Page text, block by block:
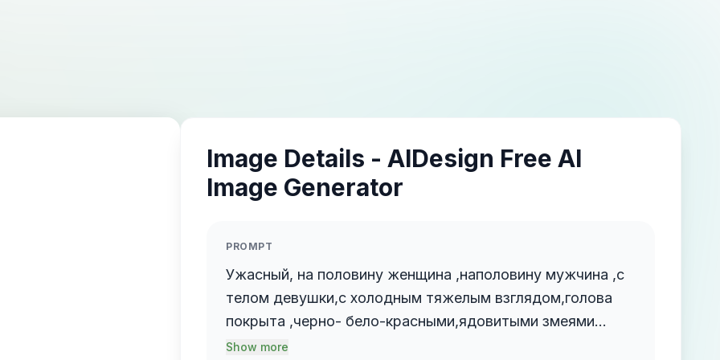
Image Details - AIDesign Free AI
Image Generator
PROMPT
Ужасный, на половину женщина ,наполовину мужчина ,с
телом девушки,с холодным тяжелым взглядом,голова
покрыта ,черно- бело-красными,ядовитыми змеями
Кобрами,запутываются подобно нейронов головного
Show more